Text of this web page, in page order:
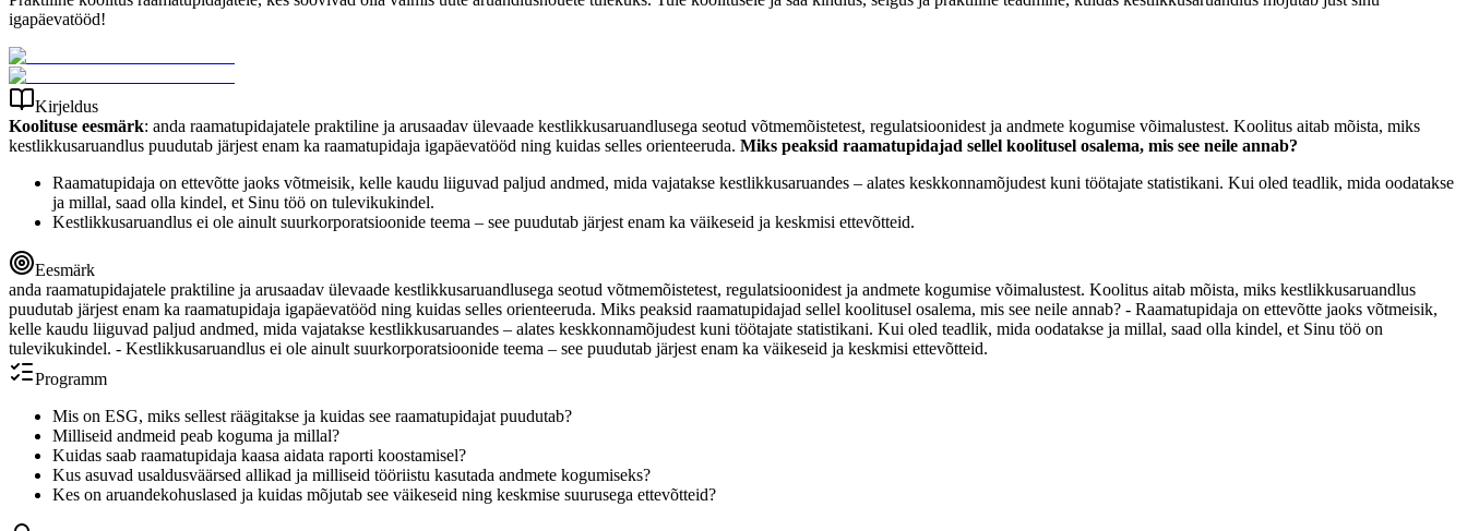
igapäevatööd!
Kirjeldus
Koolituse eesmärk: anda raamatupidajatele praktiline ja arusaadav ülevaade kestlikkusaruandlusega seotud võtmemõistetest, regulatsioonidest ja andmete kogumise võimalustest. Koolitus aitab mõista, miks
kestlikkusaruandlus puudutab järjest enam ka raamatupidaja igapäevatööd ning kuidas selles orienteeruda. Miks peaksid raamatupidajad sellel koolitusel osalema, mis see neile annab?
Raamatupidaja on ettevõtte jaoks võtmeisik, kelle kaudu liiguvad paljud andmed, mida vajatakse kestlikkusaruandes – alates keskkonnamõjudest kuni töötajate statistikani. Kui oled teadlik, mida oodatakse
ja millal, saad olla kindel, et Sinu töö on tulevikukindel.
Kestlikkusaruandlus ei ole ainult suurkorporatsioonide teema – see puudutab järjest enam ka väikeseid ja keskmisi ettevõtteid.
Eesmärk
anda raamatupidajatele praktiline ja arusaadav ülevaade kestlikkusaruandlusega seotud võtmemõistetest, regulatsioonidest ja andmete kogumise võimalustest. Koolitus aitab mõista, miks kestlikkusaruandlus
puudutab järjest enam ka raamatupidaja igapäevatööd ning kuidas selles orienteeruda. Miks peaksid raamatupidajad sellel koolitusel osalema, mis see neile annab? - Raamatupidaja on ettevõtte jaoks võtmeisik,
kelle kaudu liiguvad paljud andmed, mida vajatakse kestlikkusaruandes – alates keskkonnamõjudest kuni töötajate statistikani. Kui oled teadlik, mida oodatakse ja millal, saad olla kindel, et Sinu töö on
tulevikukindel. - Kestlikkusaruandlus ei ole ainult suurkorporatsioonide teema – see puudutab järjest enam ka väikeseid ja keskmisi ettevõtteid.
Programm
Mis on ESG, miks sellest räägitakse ja kuidas see raamatupidajat puudutab?
Milliseid andmeid peab koguma ja millal?
Kuidas saab raamatupidaja kaasa aidata raporti koostamisel?
Kus asuvad usaldusväärsed allikad ja milliseid tööriistu kasutada andmete kogumiseks?
Kes on aruandekohuslased ja kuidas mõjutab see väikeseid ning keskmise suurusega ettevõtteid?